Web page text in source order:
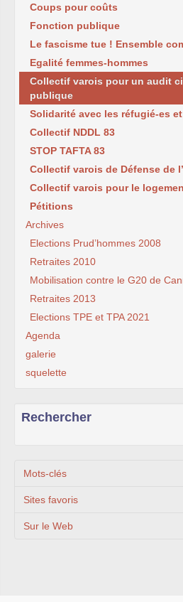
Coups pour coûts
Fonction publique
Le fascisme tue ! Ensemble
Egalité femmes-hommes
Collectif varois pour un audit
publique
Solidarité avec les réfugié-es
Collectif NDDL 83
STOP TAFTA 83
Collectif varois de Défense de
Collectif varois pour le
Pétitions
Archives
Elections Prud’hommes 2008
Retraites 2010
Mobilisation contre le G20 de
Retraites 2013
Elections TPE et TPA 2021
Agenda
galerie
squelette
Rechercher
Mots-clés
Sites favoris
Sur le Web